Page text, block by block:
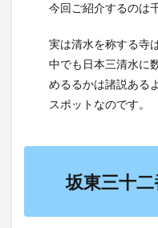
今回ご紹介するのは
実は清水を称する寺
中でも日本三清水に
めるるかは諸説ある
スポットなのです。
坂東三十